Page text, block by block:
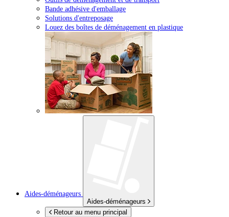
Bande adhésive d'emballage
Solutions d'entreposage
Louez des boîtes de déménagement en plastique
Aides-déménageurs
Aides-déménageurs
Retour au menu principal